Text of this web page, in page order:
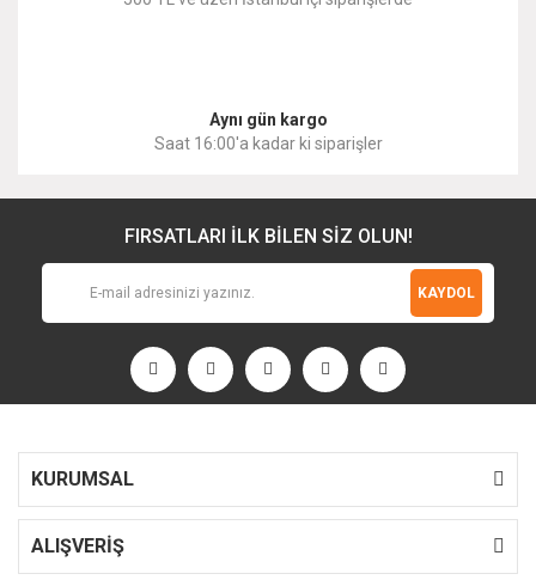
Aynı gün kargo
Saat 16:00'a kadar ki siparişler
FIRSATLARI İLK BİLEN SİZ OLUN!
KAYDOL
KURUMSAL
ALIŞVERİŞ